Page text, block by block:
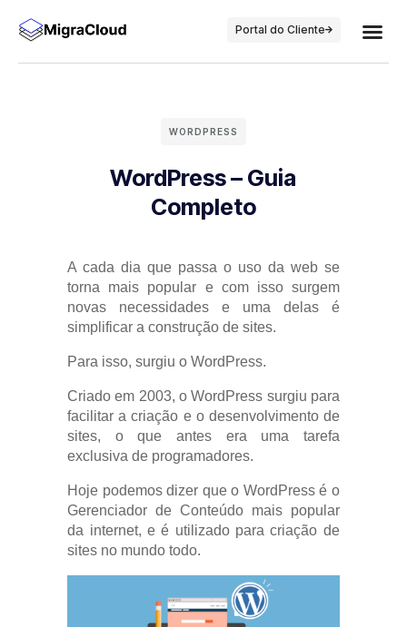
Portal do Cliente
WORDPRESS
WordPress – Guia
Completo
A cada dia que passa o uso da web se
torna mais popular e com isso surgem
novas necessidades e uma delas é
simplificar a construção de sites.
Para isso, surgiu o WordPress.
Criado em 2003, o WordPress surgiu para
facilitar a criação e o desenvolvimento de
sites, o que antes era uma tarefa
exclusiva de programadores.
Hoje podemos dizer que o WordPress é o
Gerenciador de Conteúdo mais popular
da internet, e é utilizado para criação de
sites no mundo todo.